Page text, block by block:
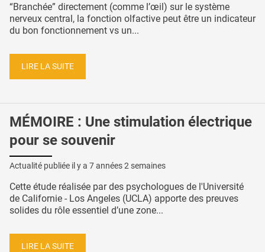
“Branchée” directement (comme l’œil) sur le système
nerveux central, la fonction olfactive peut être un indicateur
du bon fonctionnement vs un...
LIRE LA SUITE
MÉMOIRE : Une stimulation électrique
pour se souvenir
Actualité publiée il y a 7 années 2 semaines
Cette étude réalisée par des psychologues de l'Université
de Californie - Los Angeles (UCLA) apporte des preuves
solides du rôle essentiel d’une zone...
LIRE LA SUITE